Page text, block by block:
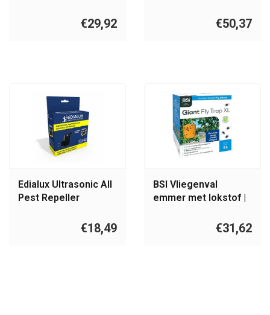
€29,92 €50,37
Edialux Ultrasonic All
Pest Repeller
€18,49
BSI Vliegenval
emmer met lokstof |
€31,62